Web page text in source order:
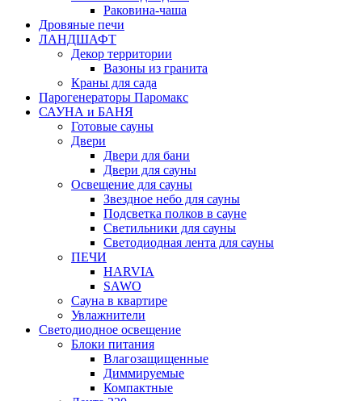
Раковина-чаша
Дровяные печи
ЛАНДШАФТ
Декор территории
Вазоны из гранита
Краны для сада
Парогенераторы Паромакс
САУНА и БАНЯ
Готовые сауны
Двери
Двери для бани
Двери для сауны
Освещение для сауны
Звездное небо для сауны
Подсветка полков в сауне
Светильники для сауны
Светодиодная лента для сауны
ПЕЧИ
HARVIA
SAWO
Сауна в квартире
Увлажнители
Светодиодное освещение
Блоки питания
Влагозащищенные
Диммируемые
Компактные